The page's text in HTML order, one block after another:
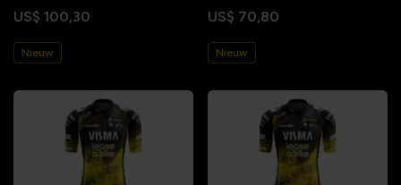
US$ 100,30
Nieuw
US$ 70,80
Nieuw